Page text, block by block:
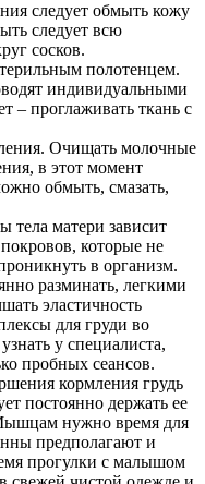
следует обмыть кожу
следует всю
сосков.
полотенцем.
индивидуальными
– проглаживать ткань с
Очищать молочные
в этот момент
обмыть, смазать,
матери зависит
которые не
в организм.
разминать, легкими
эластичность
для груди во
у специалиста,
пробных сеансов.
кормления грудь
постоянно держать ее
нужно время для
предполагают и
прогулки с малышом